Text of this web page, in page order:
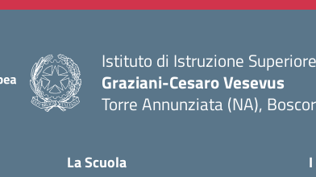
Istituto di Istruzione Superiore
Graziani-Cesaro Vesevus
Torre Annunziata (NA),
La Scuola